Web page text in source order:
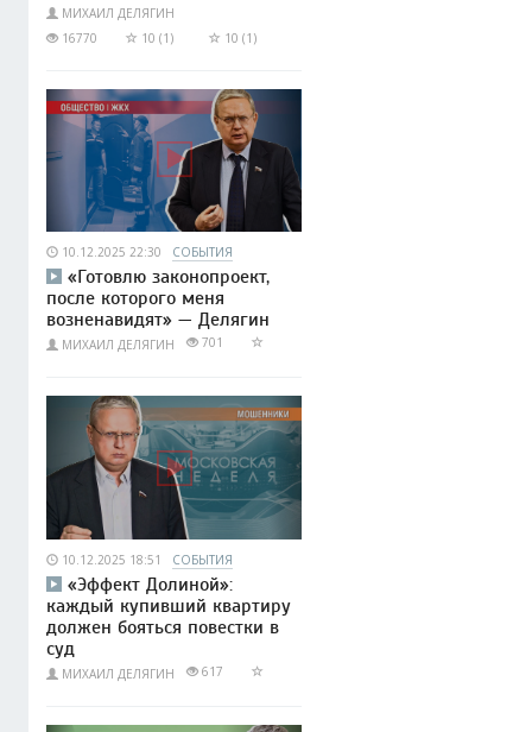
МИХАИЛ ДЕЛЯГИН
16770
10 (1) 10 (1)
10.12.2025 22:30 СОБЫТИЯ
«Готовлю законопроект,
после которого меня
возненавидят» — Делягин
МИХАИЛ ДЕЛЯГИН 701
10.12.2025 18:51 СОБЫТИЯ
«Эффект Долиной»:
каждый купивший квартиру
должен бояться повестки в
суд
МИХАИЛ ДЕЛЯГИН 617